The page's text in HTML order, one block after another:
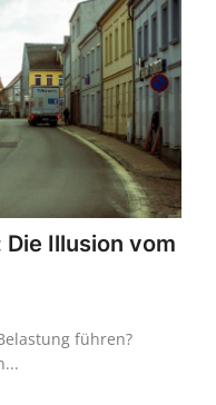
Illusion vom
führen?